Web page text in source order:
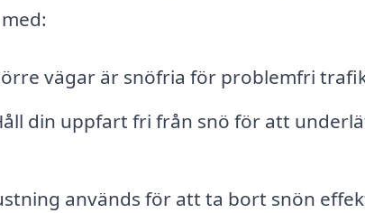
vägar är snöfria för problemfri
din uppfart fri från snö för att
används för att ta bort snön